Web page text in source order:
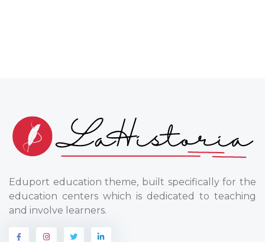
Eduport education theme, built specifically for the
education centers which is dedicated to teaching
and involve learners.